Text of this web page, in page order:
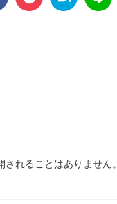
されることはありません。